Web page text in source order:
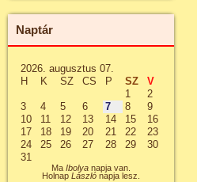
Naptár
2026. augusztus 07.
H
K SZ CS P SZ
V
1
2
3
4 5 6 7 8
9
10
11 12 13 14 15
16
17
18 19 20 21 22
23
24
25 26 27 28 29
30
31
Ma Ibolya napja van.
Holnap László napja lesz.